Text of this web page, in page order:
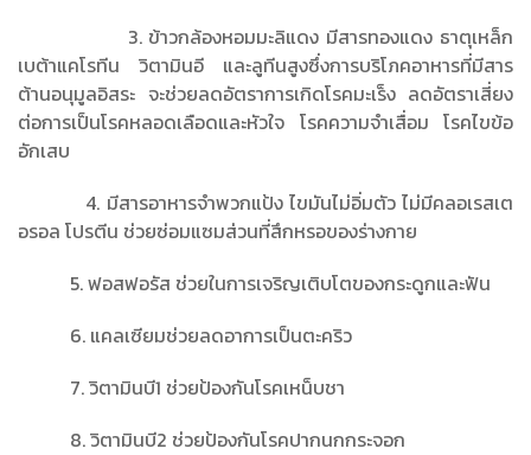
3. ข้าวกล้องหอมมะลิแดง มีสารทองแดง ธาตุเหล็ก
เบต้าแคโรทีน วิตามินอี และลูทีนสูงซึ่งการบริโภคอาหารที่มีสาร
ต้านอนุมูลอิสระ จะช่วยลดอัตราการเกิดโรคมะเร็ง ลดอัตราเสี่ยง
ต่อการเป็นโรคหลอดเลือดและหัวใจ โรคความจำเสื่อม โรคไขข้อ
อักเสบ
4. มีสารอาหารจำพวกแป้ง ไขมันไม่อิ่มตัว ไม่มีคลอเรสเต
อรอล โปรตีน ช่วยซ่อมแซมส่วนที่สึกหรอของร่างกาย
5. ฟอสฟอรัส ช่วยในการเจริญเติบโตของกระดูกและฟัน
6. แคลเซียมช่วยลดอาการเป็นตะคริว
7. วิตามินบี1 ช่วยป้องกันโรคเหน็บชา
8. วิตามินบี2 ช่วยป้องกันโรคปากนกกระจอก